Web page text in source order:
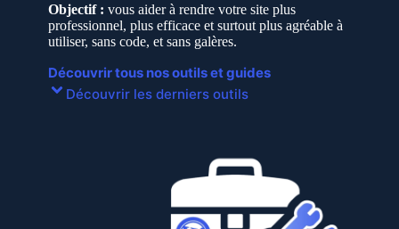
Objectif : vous aider à rendre votre site plus
professionnel, plus efficace et surtout plus agréable à
utiliser, sans code, et sans galères.
Découvrir tous nos outils et guides
Découvrir les derniers outils